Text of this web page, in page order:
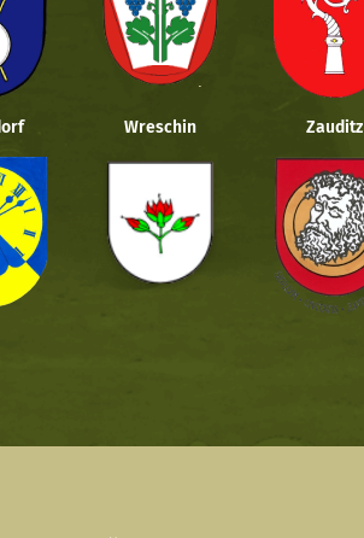
Wreschin Zauditz